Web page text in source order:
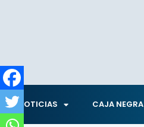
NOTICIAS CAJA NEGRA